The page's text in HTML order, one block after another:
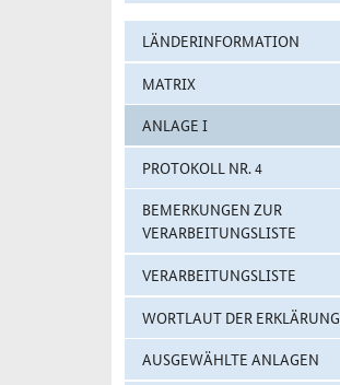
LÄNDERINFORMATION
MATRIX
ANLAGE I
PROTOKOLL NR. 4
BEMERKUNGEN ZUR
VERARBEITUNGSLISTE
VERARBEITUNGSLISTE
WORTLAUT DER ERKLÄRUNG
AUSGEWÄHLTE ANLAGEN